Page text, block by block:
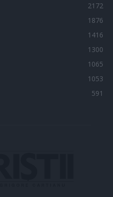
2172
1876
1416
1300
1065
1053
591